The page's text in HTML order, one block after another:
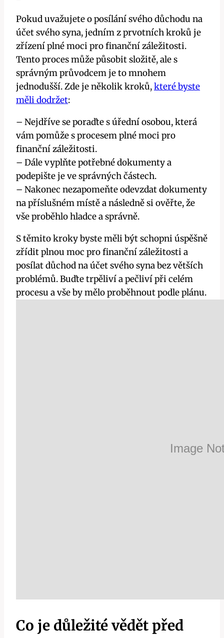
Pokud uvažujete o posílání svého důchodu na
účet svého syna, jedním z prvotních kroků je
zřízení plné moci pro finanční záležitosti.
Tento proces může působit složitě, ale s
správným průvodcem je to mnohem
jednodušší. Zde je několik kroků,které byste
měli dodržet:
– Nejdříve se poraďte s úřední osobou, která
vám pomůže s procesem plné moci pro
finanční záležitosti.
– Dále vyplňte potřebné dokumenty a
podepište je ve správných částech.
– Nakonec nezapomeňte odevzdat dokumenty
na příslušném místě a následně si ověřte, že
vše proběhlo hladce a správně.
S těmito kroky byste měli být schopni úspěšně
zřídit plnou moc pro finanční záležitosti a
posílat důchod na účet svého syna bez větších
problémů. Buďte trpěliví a pečliví při celém
procesu a vše by mělo proběhnout podle plánu.
Co je důležité vědět před